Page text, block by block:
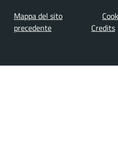
Mappa del sito
precedente
Credits